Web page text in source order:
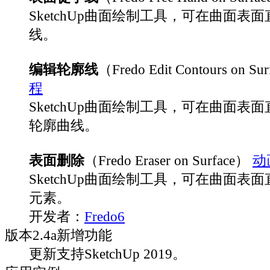
SketchUp曲面绘制工具，可在曲面表
线。
编辑轮廓线 （Fredo Edit Contours on
程
SketchUp曲面绘制工具，可在曲面表
轮廓曲线。
表面删除（Fredo Eraser on Surface）
动
SketchUp曲面绘制工具，可在曲面表
元素。
开发者： Fredo6
版本2.4a新增功能
更新支持SketchUp 2019。